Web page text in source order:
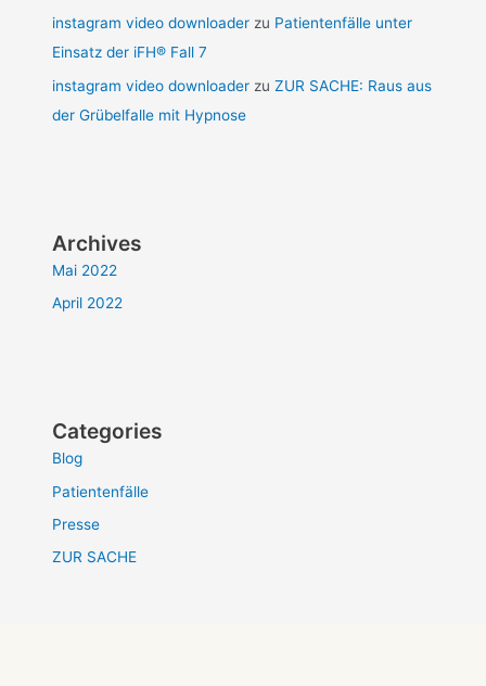
instagram video downloader zu Patientenfälle unter
Einsatz der iFH® Fall 7
instagram video downloader zuZUR SACHE: Raus aus
der Grübelfalle mit Hypnose
Archives
Mai 2022
April 2022
Categories
Blog
Patientenfälle
Presse
ZUR SACHE